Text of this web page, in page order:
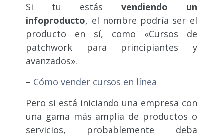
Si tu estás vendiendo un
infoproducto, el nombre podría ser el
producto en sí, como «Cursos de
patchwork para principiantes y
avanzados».
– Cómo vender cursos en línea
Pero si está iniciando una empresa con
una gama más amplia de productos o
servicios, probablemente deba